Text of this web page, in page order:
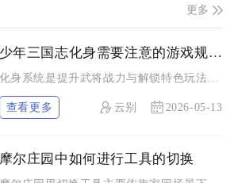
更多
少年三国志化身需要注意的游戏规则有哪些
查看更多 云别 2026-05-13
摩尔庄园中如何进行工具的切换